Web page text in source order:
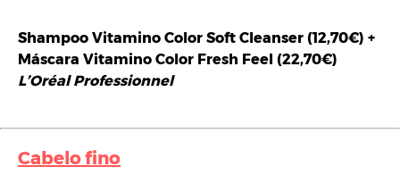
Shampoo Vitamino Color Soft Cleanser (12,70€) +
Máscara Vitamino Color Fresh Feel (22,70€)
L’Oréal Professionnel
Cabelo fino